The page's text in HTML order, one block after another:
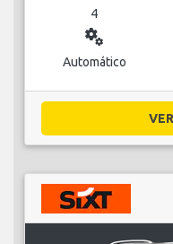
4
miscellaneous_services
Automático